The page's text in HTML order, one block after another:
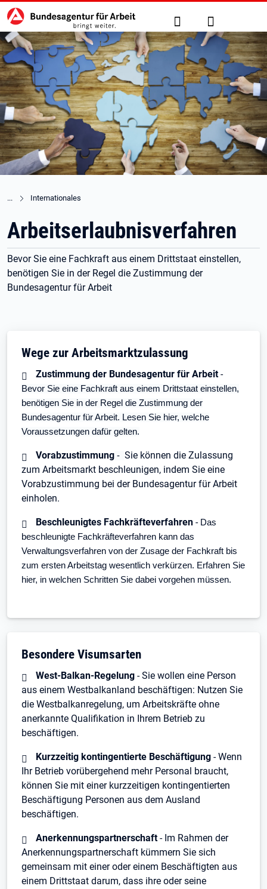
zu den Hauptinhalten springen
Hauptnavigation Suche Anmelden
Internationales
Arbeitserlaubnisverfahren
Bevor Sie eine Fachkraft aus einem Drittstaat einstellen,
benötigen Sie in der Regel die Zustimmung der
Bundesagentur für Arbeit
Wege zur Arbeitsmarktzulassung
Zustimmung der Bundesagentur für Arbeit-
Bevor Sie eine Fachkraft aus einem Drittstaat einstellen,
benötigen Sie in der Regel die Zustimmung der
Bundesagentur für Arbeit. Lesen Sie hier, welche
Voraussetzungen dafür gelten.
Vorabzustimmung - Sie können die Zulassung
zum Arbeitsmarkt beschleunigen, indem Sie eine
Vorabzustimmung bei der Bundesagentur für Arbeit
einholen.
Beschleunigtes Fachkräfteverfahren - Das
beschleunigte Fachkräfteverfahren kann das
Verwaltungsverfahren von der Zusage der Fachkraft bis
zum ersten Arbeitstag wesentlich verkürzen. Erfahren Sie
hier, in welchen Schritten Sie dabei vorgehen müssen.
Besondere Visumsarten
West-Balkan-Regelung -Sie wollen eine Person
aus einem Westbalkanland beschäftigen: Nutzen Sie
die Westbalkanregelung, um Arbeitskräfte ohne
anerkannte Qualifikation in Ihrem Betrieb zu
beschäftigen.
Kurzzeitig kontingentierte Beschäftigung - Wenn
Ihr Betrieb vorübergehend mehr Personal braucht,
können Sie mit einer kurzzeitigen kontingentierten
Beschäftigung Personen aus dem Ausland
beschäftigen.
Anerkennungspartnerschaft- Im Rahmen der
Anerkennungspartnerschaft kümmern Sie sich
gemeinsam mit einer oder einem Beschäftigten aus
einem Drittstaat darum, dass ihre oder seine